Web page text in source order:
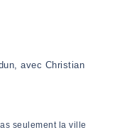
»
avec Christian
seulement la ville